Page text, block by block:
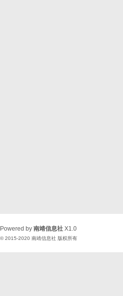
Powered by 南靖信息社 X1.0
© 2015-2020 南靖信息社 版权所有